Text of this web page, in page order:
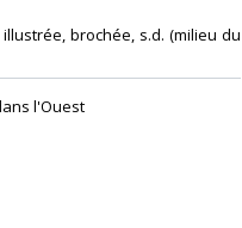
brochée, s.d. (milieu du
l'Ouest‎